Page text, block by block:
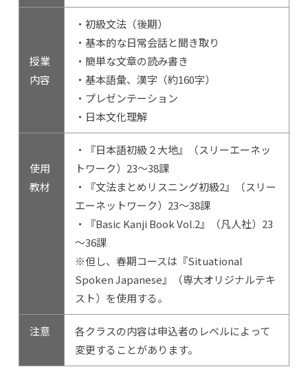
授業
内容
・初級文法（後期）
・基本的な日常会話と聞き取り
・簡単な文章の読み書き
・基本語彙、漢字（約160字）
・プレゼンテーション
・日本文化理解
使用
教材
・『日本語初級２大地』（スリーエーネッ
トワーク）23～38課
・『文法まとめリスニング初級2』（スリー
エーネットワーク）23～38課
・『Basic Kanji Book Vol.2』（凡人社）23
～36課
※但し、春期コースは『Situational
Spoken Japanese』（専大オリジナルテキ
スト）を使用する。
注意
各クラスの内容は申込者のレベルによって
変更することがあります。